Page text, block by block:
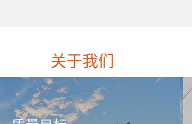
关于我们